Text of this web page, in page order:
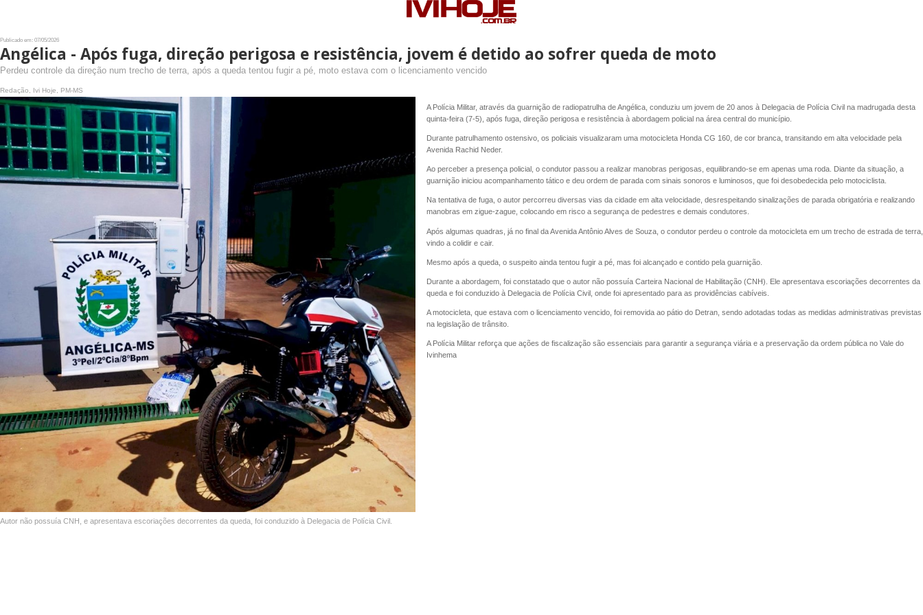
Publicado em: 07/05/2026
Angélica - Após fuga, direção perigosa e resistência, jovem é detido ao sofrer queda de moto
Perdeu controle da direção num trecho de terra, após a queda tentou fugir a pé, moto estava com o licenciamento vencido
Redação, Ivi Hoje, PM-MS
Autor não possuía CNH, e apresentava escoriações decorrentes da queda, foi conduzido à Delegacia de Polícia Civil.
A Polícia Militar, através da guarnição de radiopatrulha de Angélica, conduziu um jovem de 20 anos à Delegacia de Polícia Civil na madrugada desta
quinta-feira (7-5), após fuga, direção perigosa e resistência à abordagem policial na área central do município.
Durante patrulhamento ostensivo, os policiais visualizaram uma motocicleta Honda CG 160, de cor branca, transitando em alta velocidade pela
Avenida Rachid Neder.
Ao perceber a presença policial, o condutor passou a realizar manobras perigosas, equilibrando-se em apenas uma roda. Diante da situação, a
guarnição iniciou acompanhamento tático e deu ordem de parada com sinais sonoros e luminosos, que foi desobedecida pelo motociclista.
Na tentativa de fuga, o autor percorreu diversas vias da cidade em alta velocidade, desrespeitando sinalizações de parada obrigatória e realizando
manobras em zigue-zague, colocando em risco a segurança de pedestres e demais condutores.
Após algumas quadras, já no final da Avenida Antônio Alves de Souza, o condutor perdeu o controle da motocicleta em um trecho de estrada de terra,
vindo a colidir e cair.
Mesmo após a queda, o suspeito ainda tentou fugir a pé, mas foi alcançado e contido pela guarnição.
Durante a abordagem, foi constatado que o autor não possuía Carteira Nacional de Habilitação (CNH). Ele apresentava escoriações decorrentes da
queda e foi conduzido à Delegacia de Polícia Civil, onde foi apresentado para as providências cabíveis.
A motocicleta, que estava com o licenciamento vencido, foi removida ao pátio do Detran, sendo adotadas todas as medidas administrativas previstas
na legislação de trânsito.
A Polícia Militar reforça que ações de fiscalização são essenciais para garantir a segurança viária e a preservação da ordem pública no Vale do
Ivinhema